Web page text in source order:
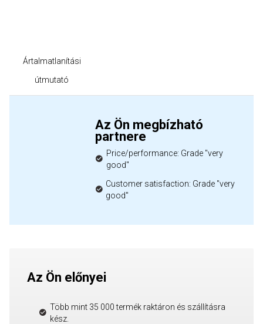
Ártalmatlanítási
útmutató
Az Ön megbízható
partnere
Price/performance: Grade "very
good"
Customer satisfaction: Grade "very
good"
Az Ön előnyei
Több mint 35 000 termék raktáron és szállításra
kész.